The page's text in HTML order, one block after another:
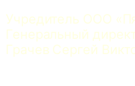
Учредитель ООО
Генеральный
Грачев Сергей